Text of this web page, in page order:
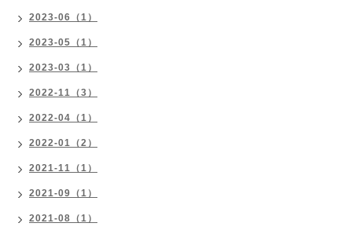
2023-06（1）
2023-05（1）
2023-03（1）
2022-11（3）
2022-04（1）
2022-01（2）
2021-11（1）
2021-09（1）
2021-08（1）